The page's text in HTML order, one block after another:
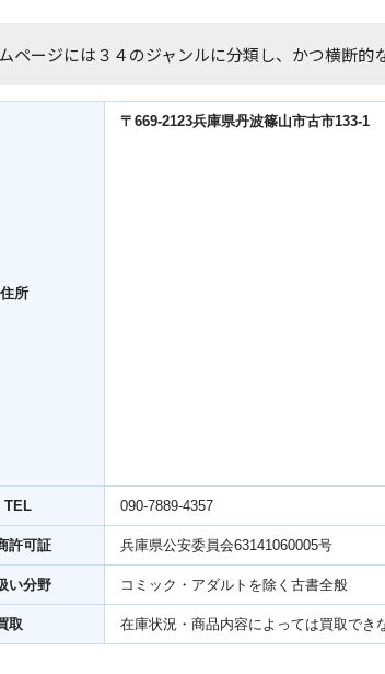
ページには３４のジャンルに分類し、かつ横断的
所
〒669-2123兵庫県丹波篠山市古市133-1
TEL 090-7889-4357
許可証 兵庫県公安委員会63141060005号
い分野 コミック・アダルトを除く古書全般
取 在庫状況・商品内容によっては買取でき